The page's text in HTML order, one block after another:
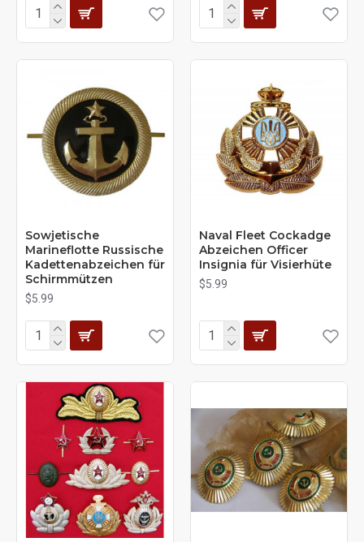
Sowjetische
Marineflotte Russische
Kadettenabzeichen für
Schirmmützen
$5.99
Naval Fleet Cockadge
Abzeichen Officer
Insignia für Visierhüte
$5.99